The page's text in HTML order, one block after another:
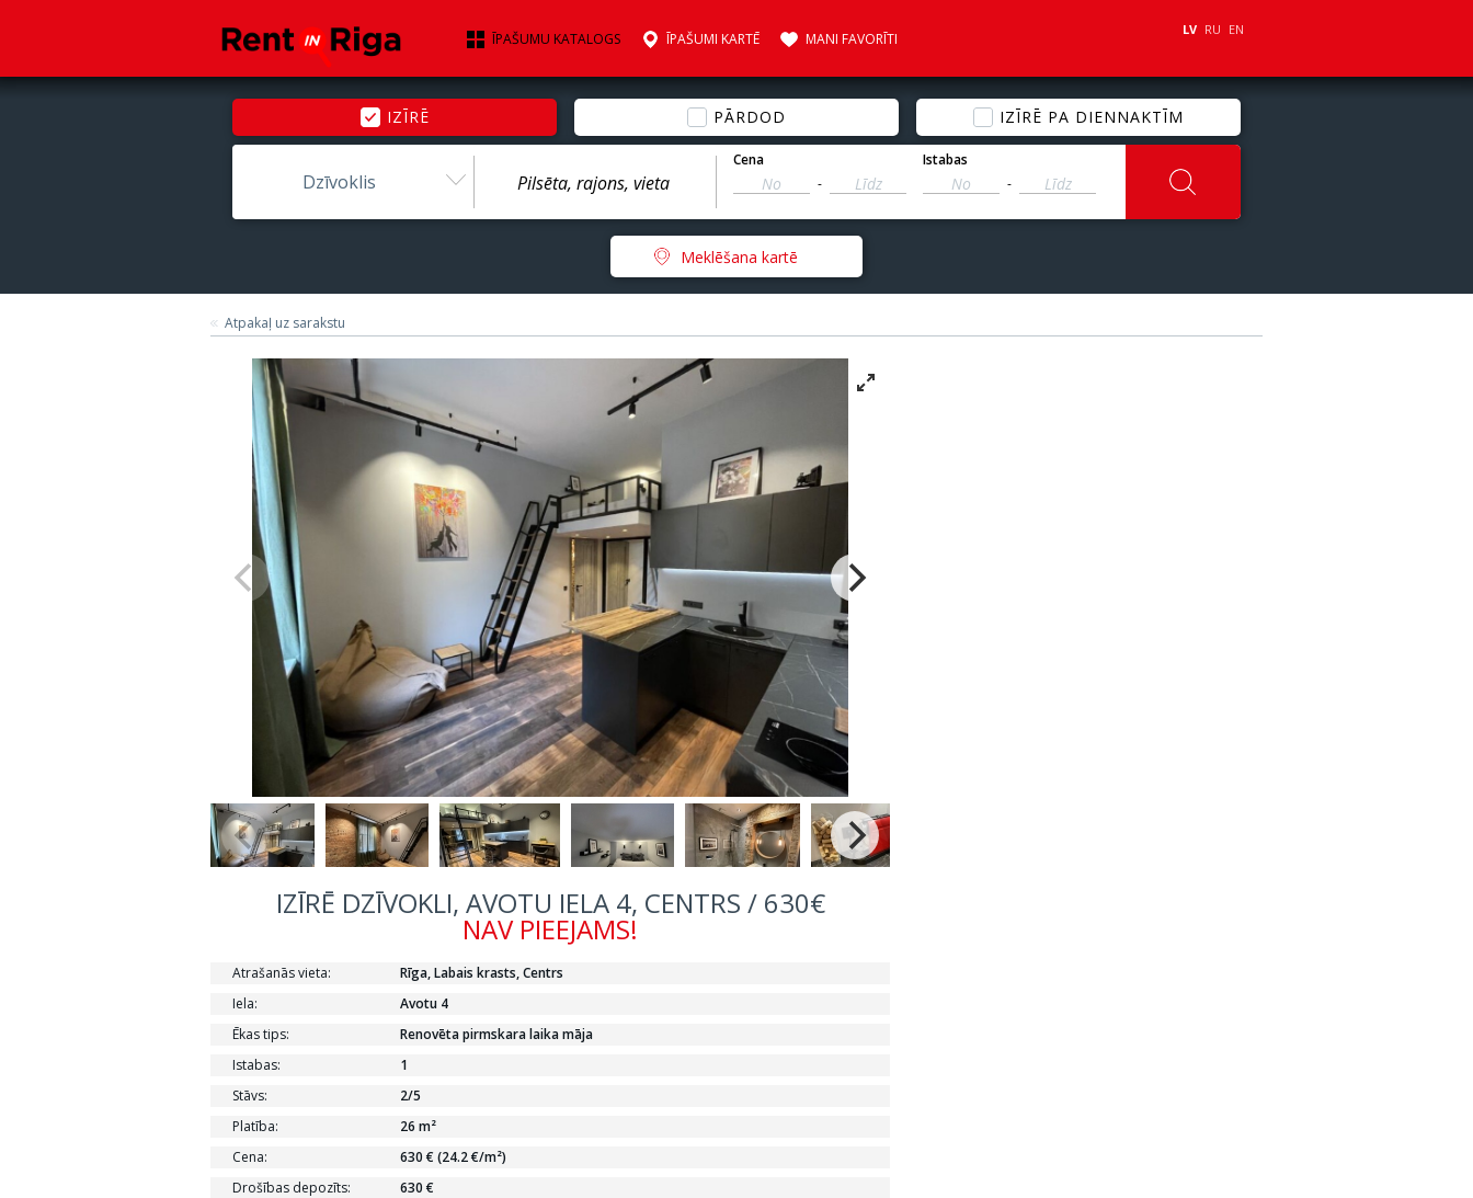
ĪPAŠUMU KATALOGS ĪPAŠUMI KARTĒ MANI FAVORĪTI
LV RU EN
IZĪRĒ PĀRDOD IZĪRĒ PA DIENNAKTĪM
Dzīvoklis
Cena
-
Istabas
-
Meklēšana kartē
Atpakaļ uz sarakstu
IZĪRĒ DZĪVOKLI, AVOTU IELA 4, CENTRS / 630€
NAV PIEEJAMS!
Atrašanās vieta:
Rīga, Labais krasts, Centrs
Iela:
Avotu 4
Ēkas tips:
Renovēta pirmskara laika māja
Istabas:
1
Stāvs:
2/5
Platība:
26 m²
Cena:
630 € (24.2 €/m²)
Drošības depozīts:
630 €